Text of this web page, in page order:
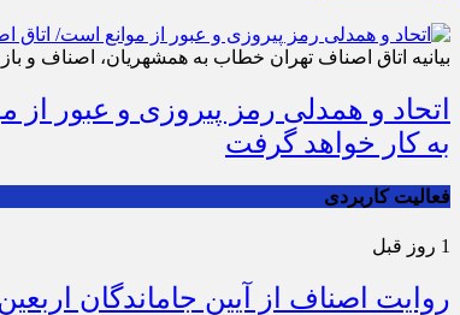
بیانیه اتاق اصناف تهران خطاب به همشهریان، اصناف و
اتحاد و همدلی رمز پیروزی و عبور
به کار خواهد گرفت
فعالیت کاربردی
1 روز قبل
روایت اصناف از آیین جاماندگان